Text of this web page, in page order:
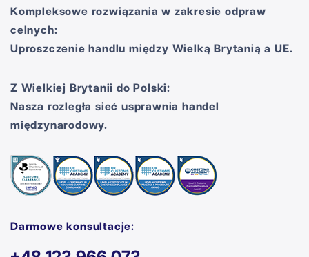
Kompleksowe rozwiązania w zakresie odpraw
celnych:
Uproszczenie handlu między Wielką Brytanią a UE.
Z Wielkiej Brytanii do Polski:
Nasza rozległa sieć usprawnia handel
międzynarodowy.
Darmowe konsultacje: